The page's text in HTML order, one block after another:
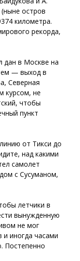
остров
километра.
рекорда,
дан в Москве на
— выход в
Северная
курсом, не
чтобы
пункт
от Тикси до
над какими
самолет
с Сусуманом,
летчики в
вынужденную
не мог
иногда часами
Постепенно